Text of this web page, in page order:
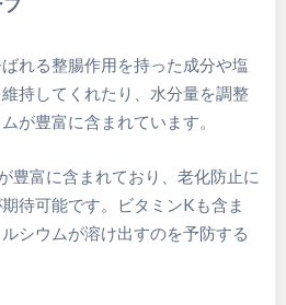
れる整腸作用を持った成分や塩
持してくれたり、水分量を調整
が豊富に含まれています。
豊富に含まれており、老化防止に
待可能です。ビタミンKも含ま
シウムが溶け出すのを予防する